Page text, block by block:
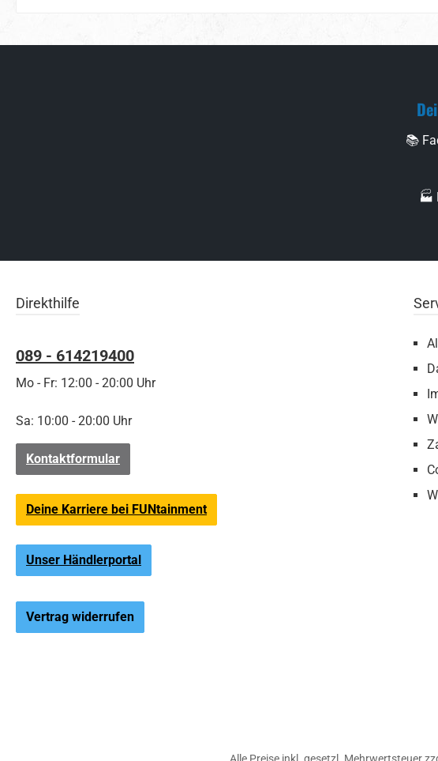
📚
🏭
Direkthilfe
089 - 614219400
Mo - Fr: 12:00 - 20:00 Uhr
Sa: 10:00 - 20:00 Uhr
Kontaktformular
Deine Karriere bei FUNtainment
Unser Händlerportal
Vertrag widerrufen